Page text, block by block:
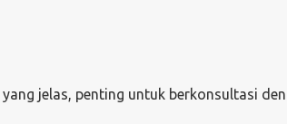
jelas, penting untuk berkonsultasi